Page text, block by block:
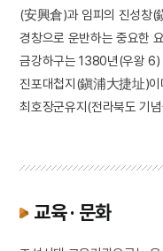
(安興倉)과 임피의 진성창(
경창으로 운반하는 중요한
금강하구는 1380년(우왕
진포대첩지(鎭浦大捷址)이
최호장군유지(전라북도 기
교육 · 문화